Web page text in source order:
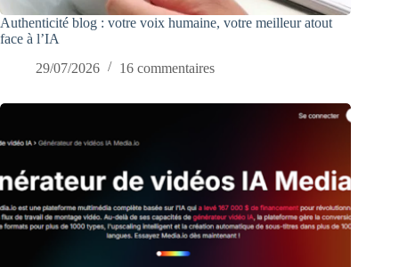
Authenticité blog : votre voix humaine, votre meilleur atout
face à l’IA
29/07/2026
16 commentaires